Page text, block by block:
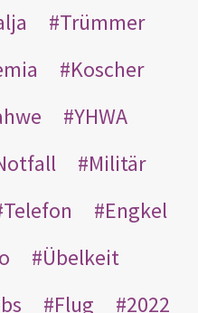
Trümmer
Koscher
YHWA
Militär
Telefon
Engkel
Übelkeit
Flug
2022